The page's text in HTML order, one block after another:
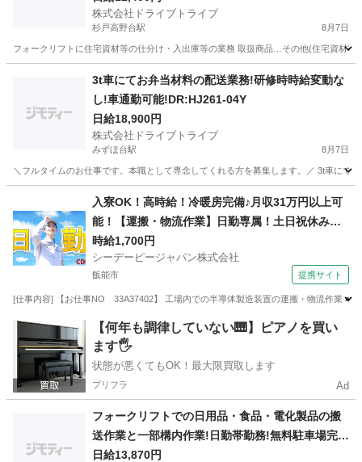
株式会社ドライブトライブ
杉戸高野台駅 8月7日
フォークリフトに住宅資材等の仕分け・入出庫等の業務 取扱商品…その他(住宅資材
杉戸高野台駅 その他 フォークリフト
3t車にてお弁当材料の配送業務!研修時時給変動な
し!車通勤可能!DR:HJ261-04Y
日給18,900円
株式会社ドライブトライブ
みずほ台駅 8月7日
＼フルタイムのお仕事です。本職として専念してくれる方を募集します。／ 3t車
みずほ台駅 ドライバー 番号
入寮OK！高時給！冷暖房完備♪月収31万円以上可
能！【運搬・物流作業】日勤専属！土日祝休み！
自動車通勤OK！無料送迎バスあり！
時給1,700円
シーデーピージャパン株式会社
飯能市 提携サイト
[仕事内容] 【お仕事NO 33A37402】 工場内での半導体製造装置の運搬・物流作業 ■
埼玉 飯能市 その他
【何年も調律していない🎹】ピアノを買い
ます🖐️
状態が悪くてもOK！最大限買取します
プリフラ Ad
フォークリフトでの日用品・食品・電化製品の搬
送作業と一部構内作業!日勤帯勤務!無料駐車場完
備!DR:HJ013-02Y
日給13,870円